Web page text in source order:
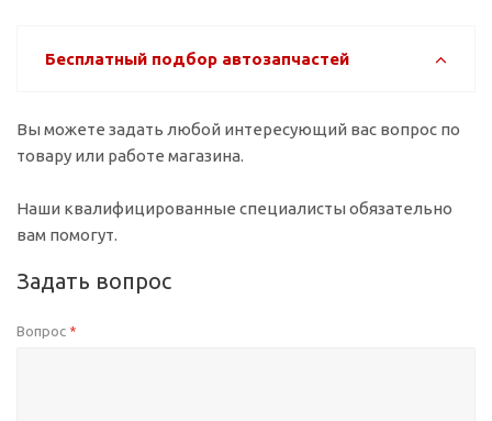
Бесплатный подбор автозапчастей
Вы можете задать любой интересующий вас вопрос по
товару или работе магазина.
Наши квалифицированные специалисты обязательно
вам помогут.
Задать вопрос
Вопрос *